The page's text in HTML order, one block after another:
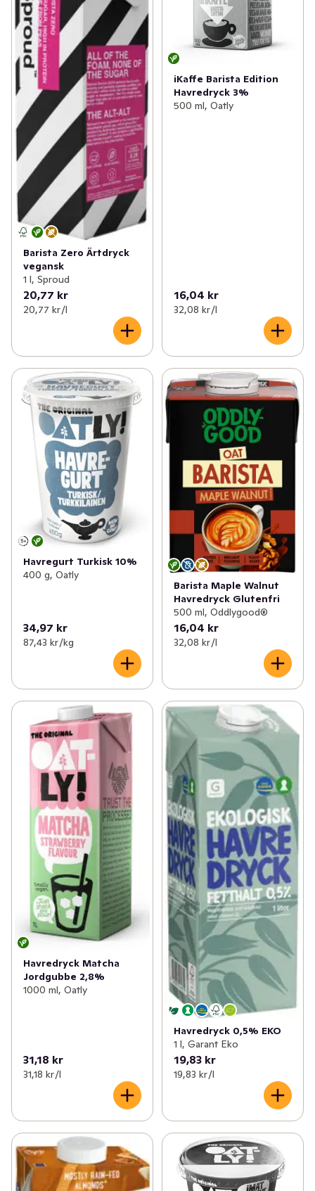
Barista Zero Ärtdryck
vegansk
1 l, Sproud
20,77 kr
20,77 kr /l
iKaffe Barista Edition
Havredryck 3%
500 ml, Oatly
16,04 kr
32,08 kr /l
Havregurt Turkisk 10%
400 g, Oatly
34,97 kr
87,43 kr /kg
Barista Maple Walnut
Havredryck Glutenfri
500 ml, Oddlygood®
16,04 kr
32,08 kr /l
Havredryck Matcha
Jordgubbe 2,8%
1000 ml, Oatly
31,18 kr
31,18 kr /l
Havredryck 0,5% EKO
1 l, Garant Eko
19,83 kr
19,83 kr /l